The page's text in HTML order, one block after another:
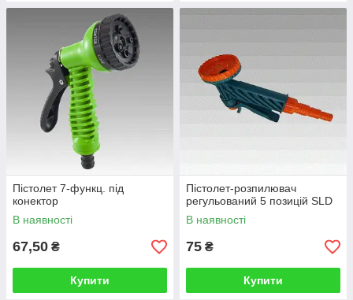
Пістолет 7-функц. під
конектор
В наявності
67,50 ₴
Купити
Пістолет-розпилювач
регульований 5 позицій SLD
В наявності
75 ₴
Купити